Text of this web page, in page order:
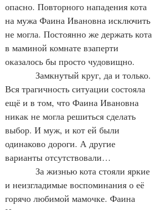
опасно. Повторного нападения кота
на мужа Фаина Ивановна исключить
не могла. Постоянно же держать кота
в маминой комнате взаперти
оказалось бы просто чудовищно.
Вся трагичность ситуации состояла
ещё и в том, что Фаина Ивановна
никак не могла решиться сделать
выбор. И муж, и кот ей были
одинаково дороги. А другие
варианты отсутствовали…
и неизгладимые воспоминания о её
горячо любимой мамочке. Фаина